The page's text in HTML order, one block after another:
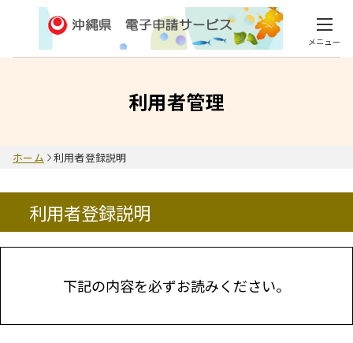
メニュー
利用者管理
ホーム 利用者登録説明
利用者登録説明
下記の内容を必ずお読みください。